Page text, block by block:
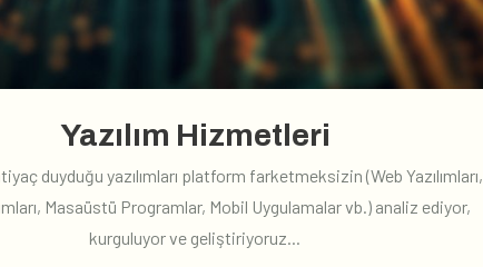
Yazılım Hizmetleri
duyduğu yazılımları platform farketmeksizin (Web Yazılımları,
Masaüstü Programlar, Mobil Uygulamalar vb.) analiz ediyor,
kurguluyor ve geliştiriyoruz...